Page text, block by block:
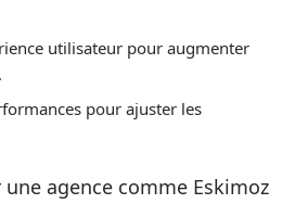
utilisateur pour augmenter
pour ajuster les
agence comme Eskimoz